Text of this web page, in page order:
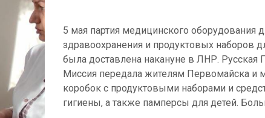
5 мая партия медицинского оборудования
здравоохранения и продуктовых наборов
была доставлена накануне в ЛНР. Русская
Миссия передала жителям Первомайска и
коробок с продуктовыми наборами и
гигиены, а также памперсы для детей.